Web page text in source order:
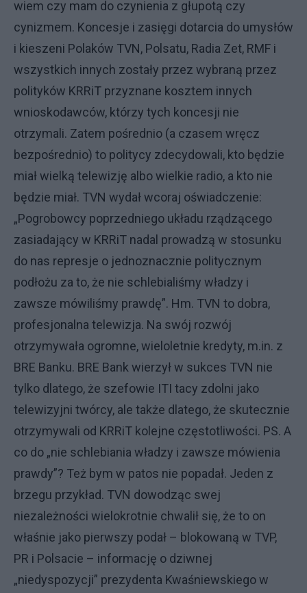
wiem czy mam do czynienia z głupotą czy
cynizmem. Koncesje i zasięgi dotarcia do umysłów
i kieszeni Polaków TVN, Polsatu, Radia Zet, RMF i
wszystkich innych zostały przez wybraną przez
polityków KRRiT przyznane kosztem innych
wnioskodawców, którzy tych koncesji nie
otrzymali. Zatem pośrednio (a czasem wręcz
bezpośrednio) to politycy zdecydowali, kto będzie
miał wielką telewizję albo wielkie radio, a kto nie
będzie miał. TVN wydał wcoraj oświadczenie:
„Pogrobowcy poprzedniego układu rządzącego
zasiadający w KRRiT nadal prowadzą w stosunku
do nas represje o jednoznacznie politycznym
podłożu za to, że nie schlebialiśmy władzy i
zawsze mówiliśmy prawdę”. Hm. TVN to dobra,
profesjonalna telewizja. Na swój rozwój
otrzymywała ogromne, wieloletnie kredyty, m.in. z
BRE Banku. BRE Bank wierzył w sukces TVN nie
tylko dlatego, że szefowie ITI tacy zdolni jako
telewizyjni twórcy, ale także dlatego, że skutecznie
otrzymywali od KRRiT kolejne częstotliwości. PS. A
co do „nie schlebiania władzy i zawsze mówienia
prawdy”? Też bym w patos nie popadał. Jeden z
brzegu przykład. TVN dowodząc swej
niezależności wielokrotnie chwalił się, że to on
właśnie jako pierwszy podał – blokowaną w TVP,
PR i Polsacie – informację o dziwnej
„niedyspozycji” prezydenta Kwaśniewskiego w